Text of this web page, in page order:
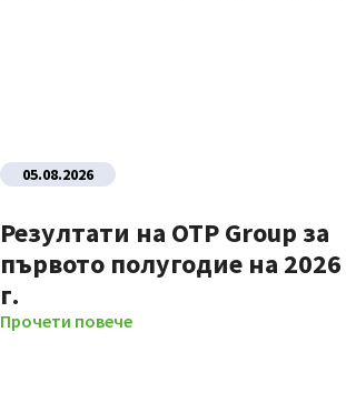
05.08.2026
Резултати на OTP Group за
първото полугодие на 2026
г.
Прочети повече